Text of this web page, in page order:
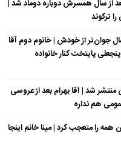
از سال همسرش دوباره دوماد شد |
ترکوند
عروسی علیرضا خمسه با زن دوم 20 سال جوان‌تر از خودش | خانوم دوم آقا
پایتخت کنار خانواده
شد | آقا بهرام بعد از عروسی
هم نداره
را متعجب کرد | مینا خانم اینجا